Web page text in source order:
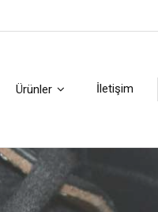
Ürünler İletişim